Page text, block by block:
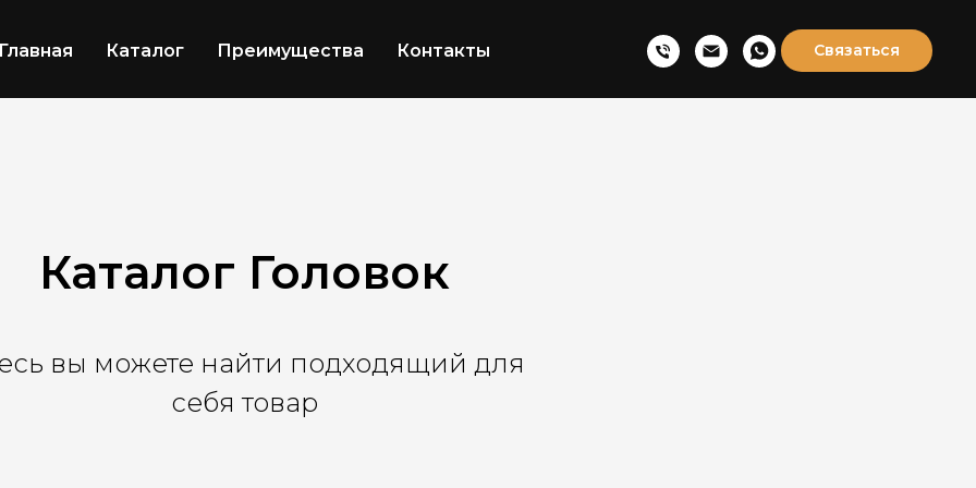
Каталог Преимущества Контакты Связаться
Каталог Головок
вы можете найти подходящий для
себя товар